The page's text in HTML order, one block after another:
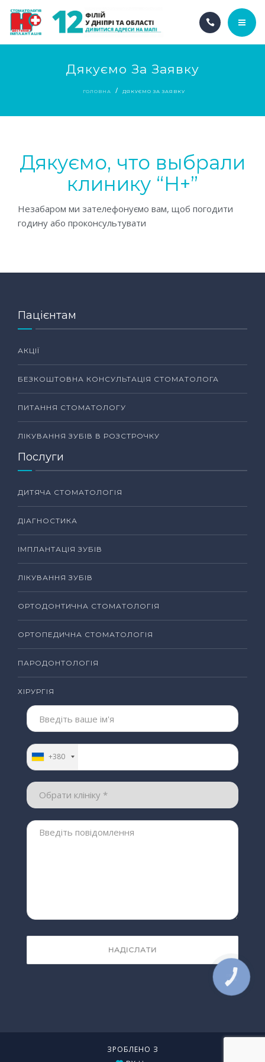
НАШІ ПОСЛУГИ
НАШІ ФІЛІЇ
Дякуємо За Заявку
ГОЛОВНА ДЯКУЄМО ЗА ЗАЯВКУ
Дякуємо, что выбрали
клинику “Н+”
Незабаром ми зателефонуємо вам, щоб погодити
годину або проконсультувати
Пацієнтам
АКЦІЇ
БЕЗКОШТОВНА КОНСУЛЬТАЦІЯ СТОМАТОЛОГА
ПИТАННЯ СТОМАТОЛОГУ
ЛІКУВАННЯ ЗУБІВ В РОЗСТРОЧКУ
Послуги
ДИТЯЧА СТОМАТОЛОГІЯ
ДІАГНОСТИКА
ІМПЛАНТАЦІЯ ЗУБІВ
ЛІКУВАННЯ ЗУБІВ
ОРТОДОНТИЧНА СТОМАТОЛОГІЯ
ОРТОПЕДИЧНА СТОМАТОЛОГІЯ
ПАРОДОНТОЛОГІЯ
ХІРУРГІЯ
+380
ЗРОБЛЕНО З
КНОПКА
ЗВ'ЯЗКУ